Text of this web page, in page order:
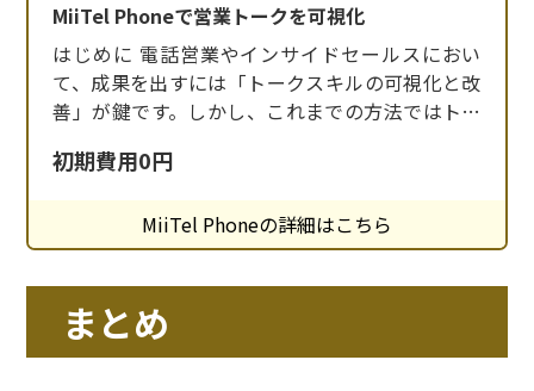
MiiTel Phoneで営業トークを可視化
はじめに 電話営業やインサイドセールスにおい
て、成果を出すには「トークスキルの可視化と改
善」が鍵です。しかし、これまでの方法ではトー
化したノウハウに頼るしかありませんでした。 そ
こで登場したのが、トーク解析AI搭載のクラウド
IP電話「MiiTel Phone」です。通話の内容を自動
で録音・文字起こしし、話速や会話の
初期費用0円
MiiTel Phoneの詳細はこちら
まとめ